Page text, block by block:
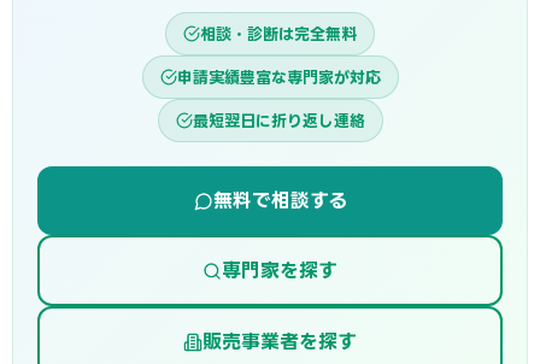
相談・診断は完全無料
申請実績豊富な専門家が対応
最短翌日に折り返し連絡
無料で相談する
専門家を探す
販売事業者を探す